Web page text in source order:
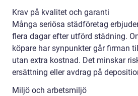
Krav på kvalitet och garanti
Många seriösa städföretag
flera dagar efter utförd städning.
köpare har synpunkter går firman
utan extra kostnad. Det minskar
ersättning eller avdrag på
Miljö och arbetsmiljö